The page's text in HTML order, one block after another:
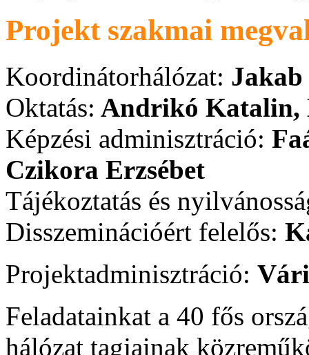
Projekt szakmai
Koordinátorhálózat:
Oktatás: Andrikó Katalin,
Képzési adminisztráció:
Czikora Erzsébet
Tájékoztatás és
Disszeminációért felelős:
Projektadminisztráció:
Feladatainkat a 40 fős
hálózat tagjainak